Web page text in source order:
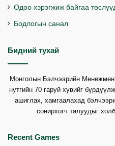
Одоо хэрэгжиж байгаа
Бодлогын санал
Бидний тухай
Монголын Бэлчээрийн
нутгийн 70 гаруй хувийг
ашиглах, хамгаалахад
сонирхогч талуудыг
Recent Games